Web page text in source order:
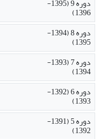
دوره 9 (1395-
1396)
دوره 8 (1394-
1395)
دوره 7 (1393-
1394)
دوره 6 (1392-
1393)
دوره 5 (1391-
1392)